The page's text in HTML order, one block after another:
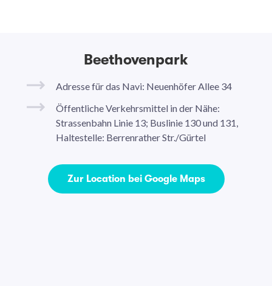
Beethovenpark
Adresse für das Navi: Neuenhöfer Allee 34
Öffentliche Verkehrsmittel in der Nähe:
Strassenbahn Linie 13; Buslinie 130 und 131,
Haltestelle: Berrenrather Str./Gürtel
Zur Location bei Google Maps